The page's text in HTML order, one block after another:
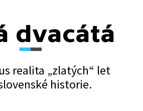
dvacátá
realita „zlatých“ let
historie.